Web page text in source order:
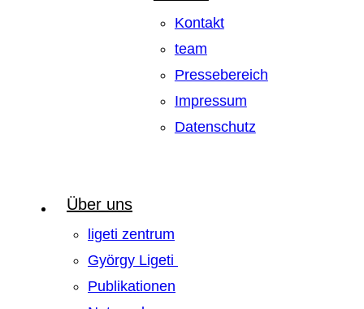
Kontakt
team
Pressebereich
Impressum
Datenschutz
Über uns
ligeti zentrum
György Ligeti
Publikationen